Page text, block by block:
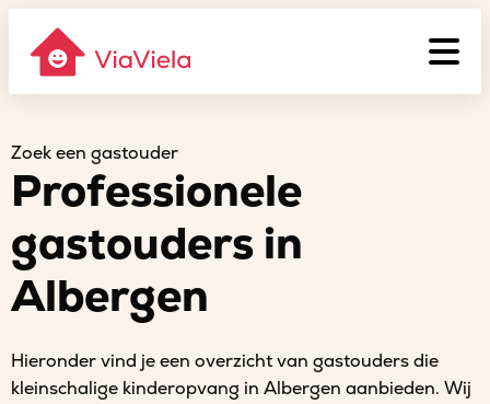
Zoek een gastouder
Professionele
gastouders in
Albergen
Hieronder vind je een overzicht van gastouders die
kleinschalige kinderopvang in Albergen aanbieden. Wij